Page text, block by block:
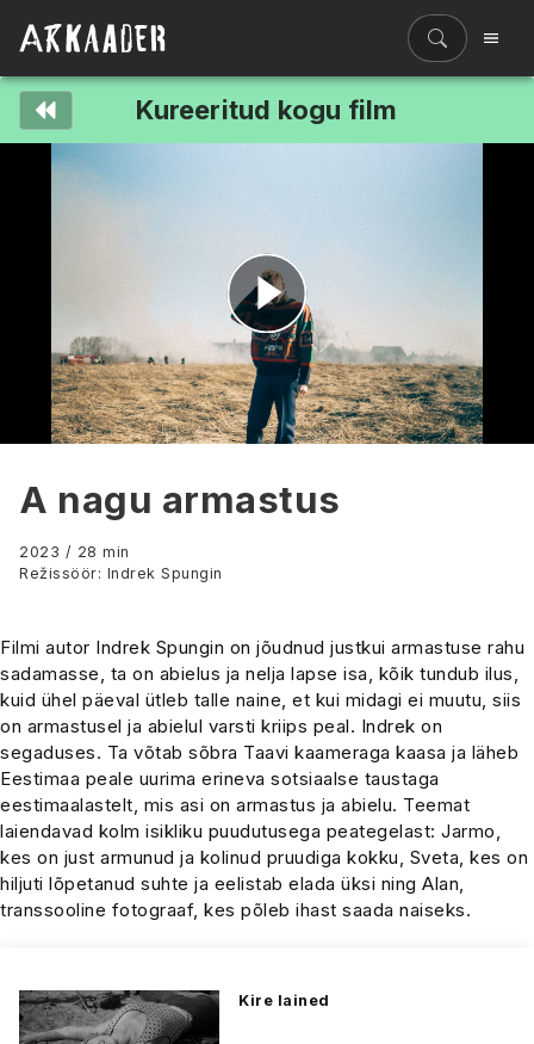
Kureeritud kogu film
Esita
video
A nagu armastus
2023 / 28 min
Režissöör: Indrek Spungin
Filmi autor Indrek Spungin on jõudnud justkui armastuse rahu
sadamasse, ta on abielus ja nelja lapse isa, kõik tundub ilus,
kuid ühel päeval ütleb talle naine, et kui midagi ei muutu, siis
on armastusel ja abielul varsti kriips peal. Indrek on
segaduses. Ta võtab sõbra Taavi kaameraga kaasa ja läheb
Eestimaa peale uurima erineva sotsiaalse taustaga
eestimaalastelt, mis asi on armastus ja abielu. Teemat
laiendavad kolm isikliku puudutusega peategelast: Jarmo,
kes on just armunud ja kolinud pruudiga kokku, Sveta, kes on
hiljuti lõpetanud suhte ja eelistab elada üksi ning Alan,
transsooline fotograaf, kes põleb ihast saada naiseks.
Kire lained
Filmiriiul
Kureeritud kogud
Hinnad
ENG